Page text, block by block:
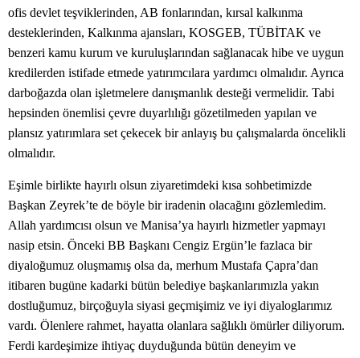
ofis devlet teşviklerinden, AB fonlarından, kırsal kalkınma
desteklerinden, Kalkınma ajansları, KOSGEB, TÜBİTAK ve
benzeri kamu kurum ve kuruluşlarından sağlanacak hibe ve uygun
kredilerden istifade etmede yatırımcılara yardımcı olmalıdır. Ayrıca
darboğazda olan işletmelere danışmanlık desteği vermelidir. Tabi
hepsinden önemlisi çevre duyarlılığı gözetilmeden yapılan ve
plansız yatırımlara set çekecek bir anlayış bu çalışmalarda öncelikli
olmalıdır.
Eşimle birlikte hayırlı olsun ziyaretimdeki kısa sohbetimizde
Başkan Zeyrek’te de böyle bir iradenin olacağını gözlemledim.
Allah yardımcısı olsun ve Manisa’ya hayırlı hizmetler yapmayı
nasip etsin. Önceki BB Başkanı Cengiz Ergün’le fazlaca bir
diyaloğumuz oluşmamış olsa da, merhum Mustafa Çapra’dan
itibaren bugüne kadarki bütün belediye başkanlarımızla yakın
dostluğumuz, birçoğuyla siyasi geçmişimiz ve iyi diyaloglarımız
vardı. Ölenlere rahmet, hayatta olanlara sağlıklı ömürler diliyorum.
Ferdi kardeşimize ihtiyaç duyduğunda bütün deneyim ve